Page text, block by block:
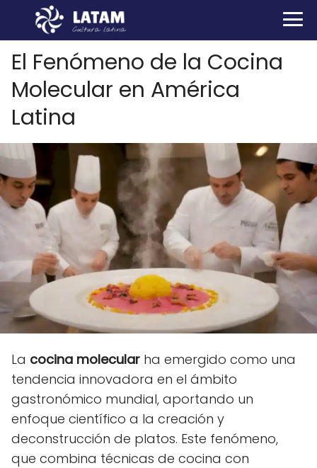
El Fenómeno de la Cocina
Molecular en América
Latina
La cocina molecular ha emergido como una
tendencia innovadora en el ámbito
gastronómico mundial, aportando un
enfoque científico a la creación y
deconstrucción de platos. Este fenómeno,
que combina técnicas de cocina con